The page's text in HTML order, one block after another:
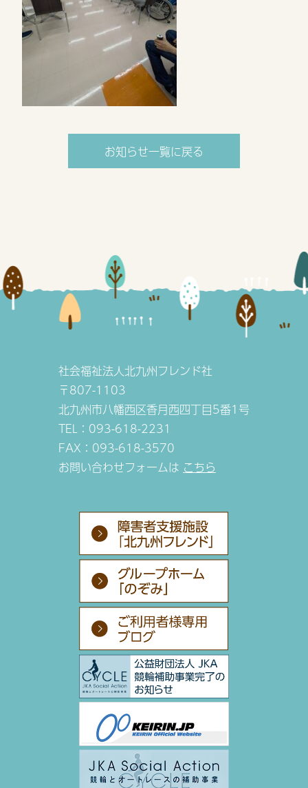
お知らせ一覧に戻る
社会福祉法人北九州フレンド社
〒807-1103
北九州市八幡西区香月西四丁目5番1号
TEL：093-618-2231
FAX：093-618-3570
お問い合わせフォームは こちら